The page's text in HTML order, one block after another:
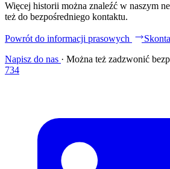
Więcej historii można znaleźć w naszym
też do bezpośredniego kontaktu.
Powrót do informacji prasowych
Napisz do nas · Można też zadzwonić
734